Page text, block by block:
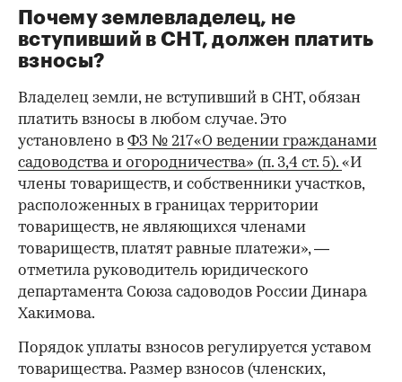
Почему землевладелец, не
вступивший в СНТ, должен платить
взносы?
Владелец земли, не вступивший в СНТ, обязан
платить взносы в любом случае. Это
установлено в ФЗ № 217«О ведении гражданами
садоводства и огородничества» (п. 3,4 ст. 5). «И
члены товариществ, и собственники участков,
расположенных в границах территории
товариществ, не являющихся членами
товариществ, платят равные платежи», —
отметила руководитель юридического
департамента Союза садоводов России Динара
Хакимова.
Порядок уплаты взносов регулируется уставом
товарищества. Размер взносов (членских,